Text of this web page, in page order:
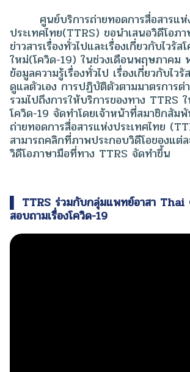
ศูนย์บริการถ่ายทอดการสื่อสารแห่
ประเทศไทย(TTRS) ขอนำเสนอวิดีโอภ
ข่าวสารเรื่องทั่วไปและเรื่องเกี่ยวกับไวรั
ใหม่(โควิด-19) ในช่วงเดือนพฤษภาคม
ข้อมูลความรู้เรื่องทั่วไป เรื่องเกี่ยวกับไว
ดูแลตัวเอง การปฏิบัติตัวตามมาตรการ
รวมไปถึงการให้บริการของทาง TTRS
โควิด-19 จัดทำโดยเจ้าหน้าที่สมาชิกสัม
ถ่ายทอดการสื่อสารแห่งประเทศไทย
สามารถคลิกที่ภาพประกอบวิดีโอของแต่ล
วิดีโอภาษามือที่ทาง TTRS จัดทำขึ้น
▌ TTRS ร่วมกับกลุ่มแพทย์อาสา
สอบถามเรื่องโควิด-19